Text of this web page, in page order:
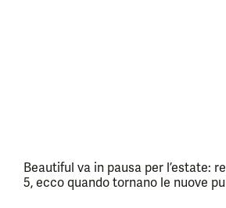
Beautiful va in pausa per l’estate:
5, ecco quando tornano le nuove